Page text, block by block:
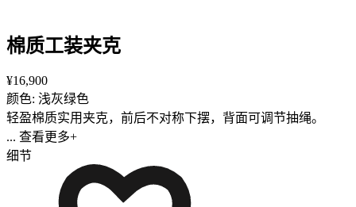
棉质工装夹克
¥16,900
颜色: 浅灰绿色
轻盈棉质实用夹克，前后不对称下摆，背面可调节抽绳。
... 查看更多+
细节